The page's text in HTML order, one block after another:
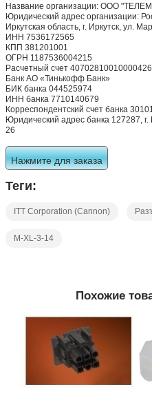
Название организации: ООО
Юридический адрес организации:
Иркутская область, г. Иркутск, ул.
ИНН 7536172565
КПП 381201001
ОГРН 1187536004215
Расчетный счет
Банк АО «Тинькофф Банк»
БИК банка 044525974
ИНН банка 7710140679
Корреспондентский счет банка
Юридический адрес банка 127287,
26
Нажмите для заказа
Теги:
ITT Corporation (Cannon)
M-XL-3-14
Похожие